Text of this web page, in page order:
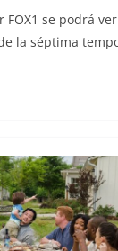
FOX1 se podrá
la séptima